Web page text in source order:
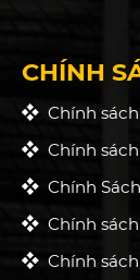
CHÍNH
Chính
Chính
Chính
Chính
Chính